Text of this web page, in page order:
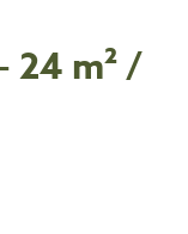
24 m² /